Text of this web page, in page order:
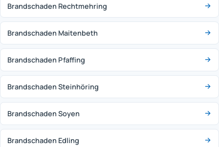
Brandschaden Rechtmehring
Brandschaden Maitenbeth
Brandschaden Pfaffing
Brandschaden Steinhöring
Brandschaden Soyen
Brandschaden Edling